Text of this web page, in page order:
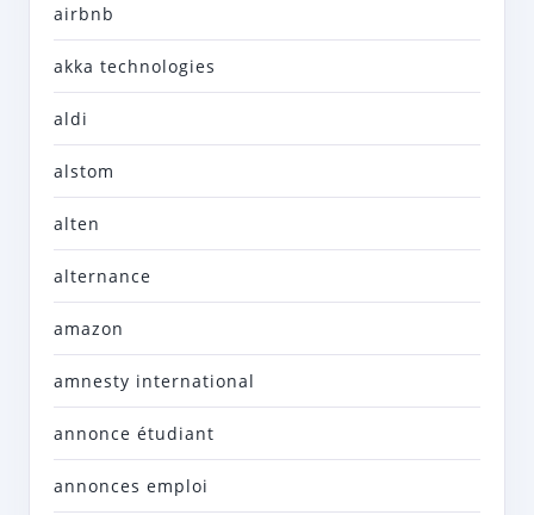
airbnb
akka technologies
aldi
alstom
alten
alternance
amazon
amnesty international
annonce étudiant
annonces emploi